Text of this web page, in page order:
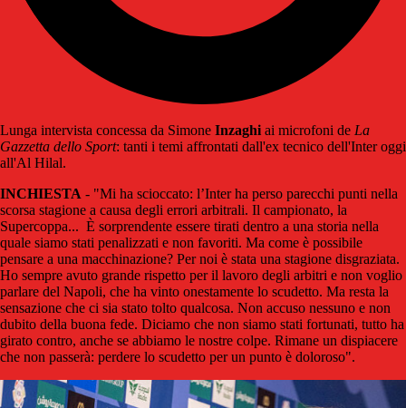
Lunga intervista concessa da Simone Inzaghi ai microfoni de La
Gazzetta dello Sport: tanti i temi affrontati dall'ex tecnico dell'Inter oggi
all'Al Hilal.
INCHIESTA - "Mi ha scioccato: l’Inter ha perso parecchi punti nella
scorsa stagione a causa degli errori arbitrali. Il campionato, la
Supercoppa... È sorprendente essere tirati dentro a una storia nella
quale siamo stati penalizzati e non favoriti. Ma come è possibile
pensare a una macchinazione? Per noi è stata una stagione disgraziata.
Ho sempre avuto grande rispetto per il lavoro degli arbitri e non voglio
parlare del Napoli, che ha vinto onestamente lo scudetto. Ma resta la
sensazione che ci sia stato tolto qualcosa. Non accuso nessuno e non
dubito della buona fede. Diciamo che non siamo stati fortunati, tutto ha
girato contro, anche se abbiamo le nostre colpe. Rimane un dispiacere
che non passerà: perdere lo scudetto per un punto è doloroso".